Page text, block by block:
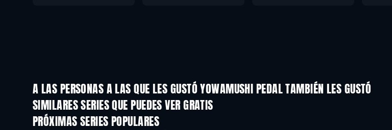
A LAS PERSONAS A LAS QUE LES GUSTÓ YOWAMUSHI PEDAL TAMBIÉN LES GUSTÓ
TV TV TV
SIMILARES SERIES QUE PUEDES VER GRATIS
PRÓXIMAS SERIES POPULARES
TV